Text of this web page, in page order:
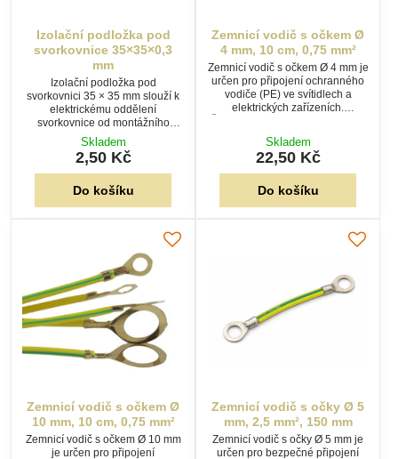
svorkovnice 35×35×0,3
mm
Izolační podložka pod
svorkovnici 35 × 35 mm slouží k
elektrickému oddělení
svorkovnice od montážního
podkladu. Je vyrobena z
polyethylenu (PE) a je vhodná
pro samosvorné i šroubové
svorkovnice.
Skladem
2,50 Kč
Do košíku
4 mm, 10 cm, 0,75 mm²
Zemnicí vodič s očkem Ø 4 mm je
určen pro připojení ochranného
vodiče (PE) ve svítidlech a
elektrických zařízeních.
Žlutozelený vodič o délce 10 cm
kabelovým očkem.
22,50 Kč
Do košíku
10 mm, 10 cm, 0,75 mm²
Zemnicí vodič s očkem Ø 10 mm
je určen pro připojení
ochranného vodiče (PE) ke
mm, 2,5 mm², 150 mm
Zemnicí vodič s očky Ø 5 mm je
určen pro bezpečné připojení
ochranného vodiče (PE). Měděný